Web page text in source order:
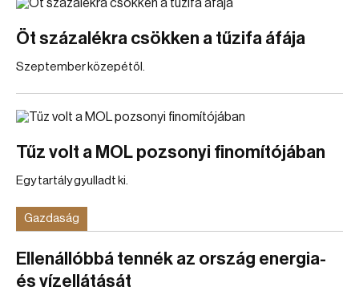
Öt százalékra csökken a tűzifa áfája
Szeptember közepétől.
Tűz volt a MOL pozsonyi finomítójában
Egy tartály gyulladt ki.
Gazdaság
Ellenállóbbá tennék az ország energia-
és vízellátását